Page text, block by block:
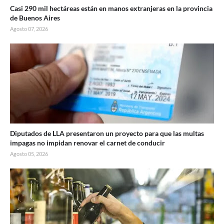
Casi 290 mil hectáreas están en manos extranjeras en la provincia
de Buenos Aires
Agosto 07, 2026
Diputados de LLA presentaron un proyecto para que las multas
impagas no impidan renovar el carnet de conducir
Agosto 05, 2026